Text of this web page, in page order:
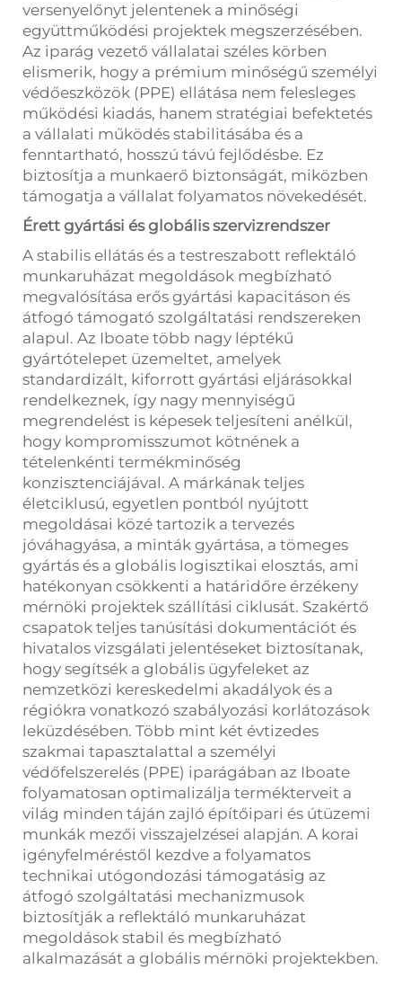
versenyelőnyt jelentenek a minőségi
együttműködési projektek megszerzésében.
Az iparág vezető vállalatai széles körben
elismerik, hogy a prémium minőségű személyi
védőeszközök (PPE) ellátása nem felesleges
működési kiadás, hanem stratégiai befektetés
a vállalati működés stabilitásába és a
fenntartható, hosszú távú fejlődésbe. Ez
biztosítja a munkaerő biztonságát, miközben
támogatja a vállalat folyamatos növekedését.
Érett gyártási és globális szervizrendszer
A stabilis ellátás és a testreszabott reflektáló
munkaruházat megoldások megbízható
megvalósítása erős gyártási kapacitáson és
átfogó támogató szolgáltatási rendszereken
alapul. Az Iboate több nagy léptékű
gyártótelepet üzemeltet, amelyek
standardizált, kiforrott gyártási eljárásokkal
rendelkeznek, így nagy mennyiségű
megrendelést is képesek teljesíteni anélkül,
hogy kompromisszumot kötnének a
tételenkénti termékminőség
konzisztenciájával. A márkának teljes
életciklusú, egyetlen pontból nyújtott
megoldásai közé tartozik a tervezés
jóváhagyása, a minták gyártása, a tömeges
gyártás és a globális logisztikai elosztás, ami
hatékonyan csökkenti a határidőre érzékeny
mérnöki projektek szállítási ciklusát. Szakértő
csapatok teljes tanúsítási dokumentációt és
hivatalos vizsgálati jelentéseket biztosítanak,
hogy segítsék a globális ügyfeleket az
nemzetközi kereskedelmi akadályok és a
régiókra vonatkozó szabályozási korlátozások
leküzdésében. Több mint két évtizedes
szakmai tapasztalattal a személyi
védőfelszerelés (PPE) iparágában az Iboate
folyamatosan optimalizálja termékterveit a
világ minden táján zajló építőipari és útüzemi
munkák mezői visszajelzései alapján. A korai
igényfelméréstől kezdve a folyamatos
technikai utógondozási támogatásig az
átfogó szolgáltatási mechanizmusok
biztosítják a reflektáló munkaruházat
megoldások stabil és megbízható
alkalmazását a globális mérnöki projektekben.